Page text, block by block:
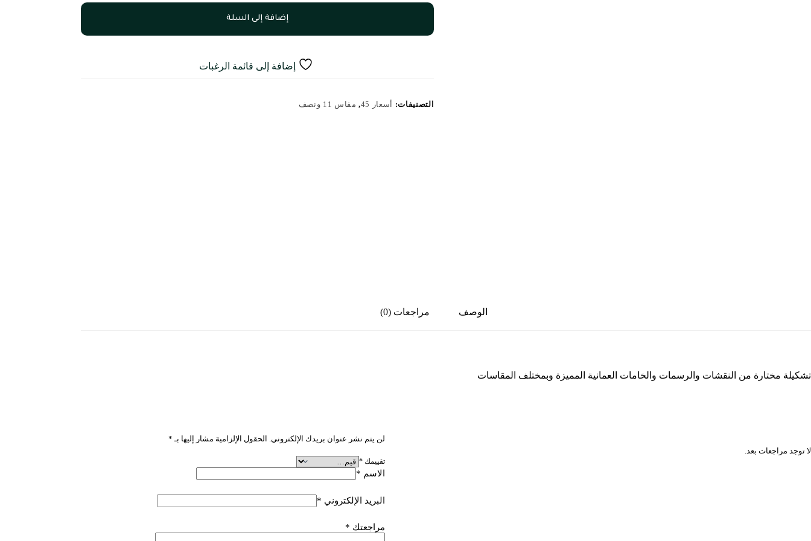
إضافة إلى السلة
إضافة إلى قائمة الرغبات
التصنيفات: أسعار 45 , مقاس 11 ونصف
الوصف مراجعات (0)
تشكيلة مختارة من النقشات والرسمات والخامات العمانية المميزة وبمختلف المقاسات
لا توجد مراجعات بعد.
لن يتم نشر عنوان بريدك الإلكتروني. الحقول الإلزامية مشار إليها بـ *
تقييمك *
الاسم *
البريد الإلكتروني *
مراجعتك *